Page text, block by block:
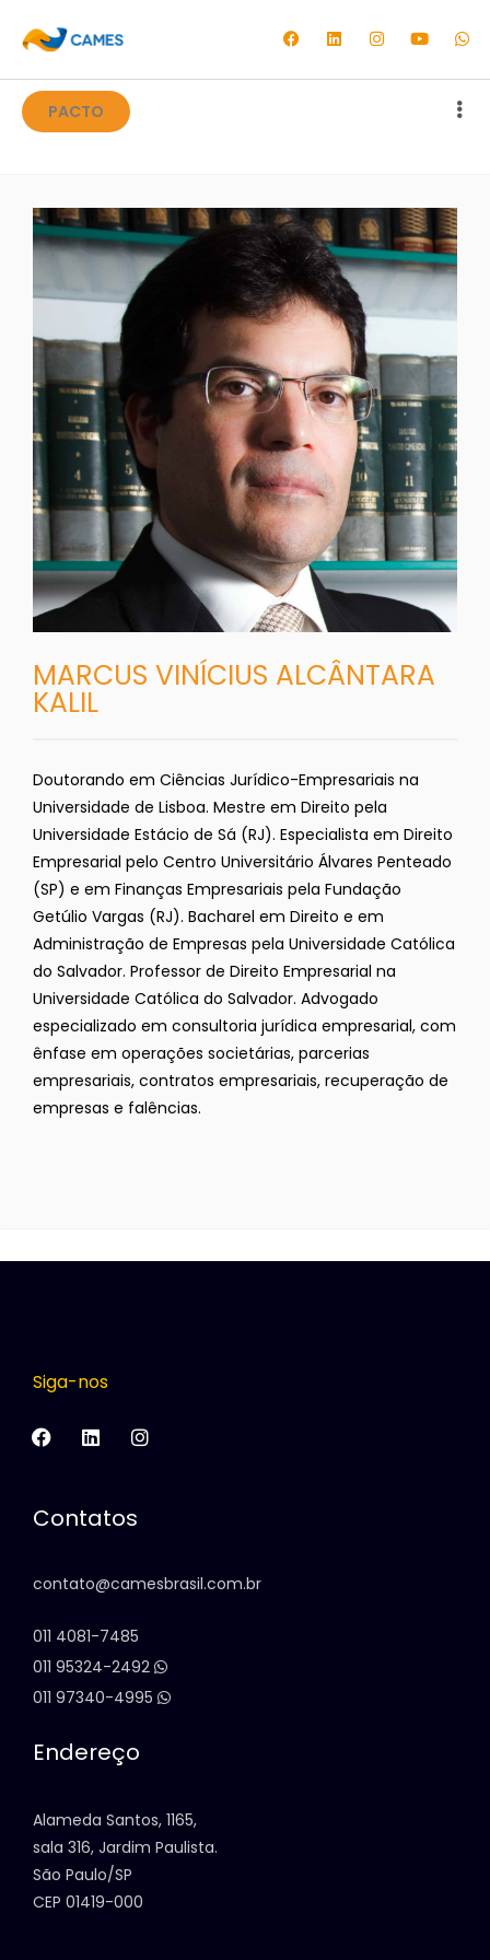
PACTO
MARCUS VINÍCIUS ALCÂNTARA
KALIL
Doutorando em Ciências Jurídico-Empresariais na
Universidade de Lisboa. Mestre em Direito pela
Universidade Estácio de Sá (RJ). Especialista em Direito
Empresarial pelo Centro Universitário Álvares Penteado
(SP) e em Finanças Empresariais pela Fundação
Getúlio Vargas (RJ). Bacharel em Direito e em
Administração de Empresas pela Universidade Católica
do Salvador. Professor de Direito Empresarial na
Universidade Católica do Salvador. Advogado
especializado em consultoria jurídica empresarial, com
ênfase em operações societárias, parcerias
empresariais, contratos empresariais, recuperação de
empresas e falências.
Siga-nos
Contatos
contato@camesbrasil.com.br
011 4081-7485
011 95324-2492
011 97340-4995
Endereço
Alameda Santos, 1165,
sala 316, Jardim Paulista.
São Paulo/SP
CEP 01419-000